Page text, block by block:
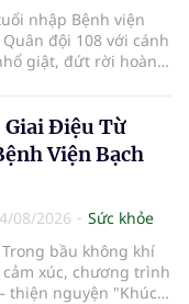
nhập Bệnh viện
đội 108 với cánh
giật, đứt rời hoàn
và thời gian thiếu
các bác sĩ đã tái lập
công sau ca vi
3 giờ.
Giai Điệu Từ
Viện Bạch
08/2026
Sức khỏe
bầu không khí
xúc, chương trình
thiện nguyện "Khúc